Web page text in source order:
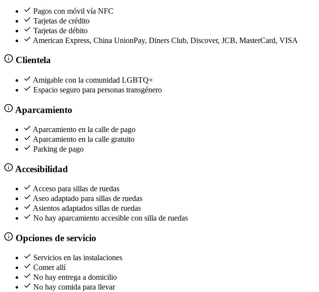
Pagos con móvil vía NFC
Tarjetas de crédito
Tarjetas de débito
American Express, China UnionPay, Diners Club, Discover, JCB, MasterCard, VISA
Clientela
Amigable con la comunidad LGBTQ+
Espacio seguro para personas transgénero
Aparcamiento
Aparcamiento en la calle de pago
Aparcamiento en la calle gratuito
Parking de pago
Accesibilidad
Acceso para sillas de ruedas
Aseo adaptado para sillas de ruedas
Asientos adaptados sillas de ruedas
No hay aparcamiento accesible con silla de ruedas
Opciones de servicio
Servicios en las instalaciones
Comer allí
No hay entrega a domicilio
No hay comida para llevar